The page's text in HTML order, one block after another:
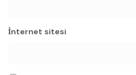
İnternet sitesi